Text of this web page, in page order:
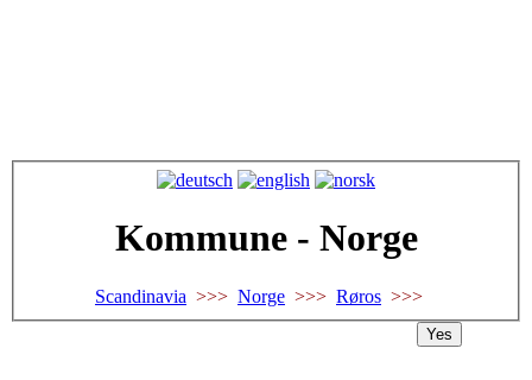
Kommune - Norge
Scandinavia >>> Norge >>> Røros
Yes